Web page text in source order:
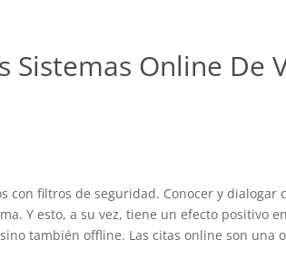
Sistemas Online De
con filtros de seguridad. Conocer y dialogar
Y esto, a su vez, tiene un efecto positivo
también offline. Las citas online son una